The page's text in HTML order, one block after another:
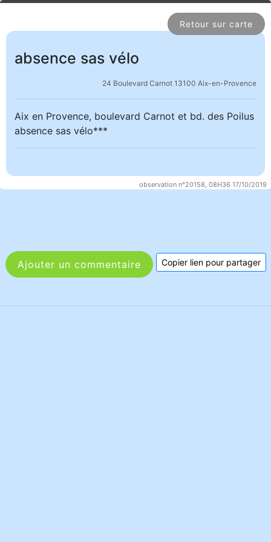
Retour sur carte
observation n°20158, 08H36 17/10/2019
absence sas vélo
24 Boulevard Carnot 13100 Aix-en-Provence
Aix en Provence, boulevard Carnot et bd. des Poilus
absence sas vélo***
Ajouter un commentaire Copier lien pour partager